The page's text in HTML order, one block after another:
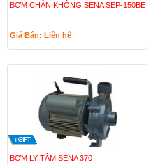
BƠM CHÂN KHÔNG SENA SEP-150BE
Giá Bán: Liên hệ
BƠM LY TÂM SENA 370